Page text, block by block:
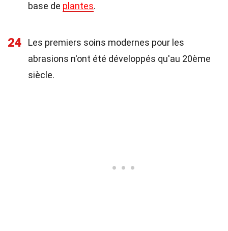
base de plantes.
24
Les premiers soins modernes pour les
abrasions n'ont été développés qu'au 20ème
siècle.